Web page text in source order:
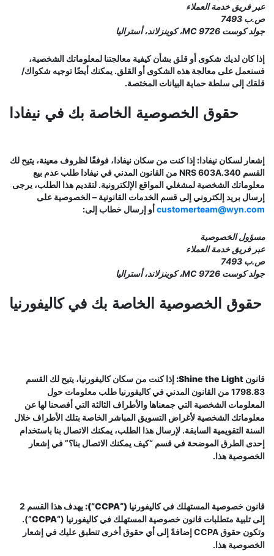
عبر فريق خدمة العملاء
ص.ب 7493
جولد كوست MC 9726، كوينزلاند، أستراليا
إذا كان لديك شكوى أو قلق بشأن كيفية معالجتنا لمعلوماتك الشخصية،
فسنعمل على معالجة هذه الشكوى أو القلق. يمكنك أيضًا توجيه شكواك/
قلقك إلى سلطة حماية البيانات المختصة.
حقوق الخصوصية الخاصة بك في نيفادا
إشعار لسكان نيفادا:إذا كنت من سكان نيفادا، فوفقًا لظروف معينة، يتيح لك
القسم NRS 603A.340 من القانون المدني في نيفادا طلب عدم بيع
معلوماتك الشخصية لمشغلي المواقع الإلكترونية. لتقديم هذا الطلب، يرجى
إرسال بريد إلكتروني إلى قسم الخدمات القانونية – الخصوصية على
customerteam@wyn.comأو إرسال خطاب إلى:
مسؤول الخصوصية
عبر فريق خدمة العملاء
ص.ب 7493
جولد كوست MC 9726، كوينزلاند، أستراليا
حقوق الخصوصية الخاصة بك في كاليفورنيا
قانون Shine the Light:
إذا كنت من سكان كاليفورنيا، يتيح لك القسم
1798.83 من القانون المدني في كاليفورنيا طلب معلومات حول
المعلومات الشخصية التي جمعناها والأطراف الثالثة التي أفصحنا لها عن
معلوماتك الشخصية لأغراض التسويق المباشر الخاصة بتلك الأطراف خلال
السنة التقويمية السابقة. لإرسال هذا الطلب، يمكنك الاتصال بنا باستخدام
إحدى الطرق الموضحة في قسم “كيف يمكنك الاتصال بنا؟” في إشعار
الخصوصية هذا.
قانون خصوصية المستهلك في كاليفورنيا (“CCPA”):
يهدف هذا القسم 2
إلى تلبية متطلبات قانون خصوصية المستهلك في كاليفورنيا (“CCPA
”).
وتكون حقوق CCPA إضافةً إلى أي حقوق أخرى تنطبق عليك في إشعار
الخصوصية هذا.